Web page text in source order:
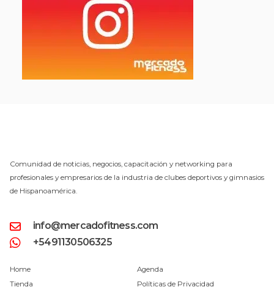
Comunidad de noticias, negocios, capacitación y networking para
profesionales y empresarios de la industria de clubes deportivos y gimnasios
de Hispanoamérica.
info@mercadofitness.com
+5491130506325
Home
Tienda
Agenda
Políticas de Privacidad